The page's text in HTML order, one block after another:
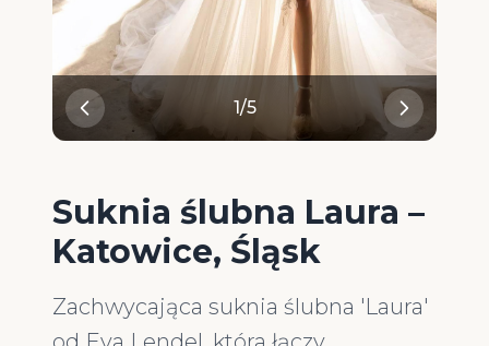
1/5
Suknia ślubna Laura –
Katowice, Śląsk
Zachwycająca suknia ślubna 'Laura'